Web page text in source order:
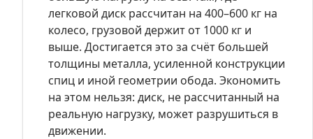
легковой диск рассчитан на 400–600 кг на
колесо, грузовой держит от 1000 кг и
выше. Достигается это за счёт большей
толщины металла, усиленной конструкции
спиц и иной геометрии обода. Экономить
на этом нельзя: диск, не рассчитанный на
реальную нагрузку, может разрушиться в
движении.